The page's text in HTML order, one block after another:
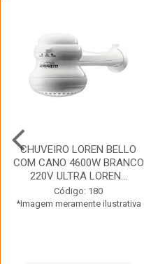
CHUVEIRO LOREN BELLO
COM CANO 4600W BRANCO
220V ULTRA LOREN...
Código: 180
*Imagem meramente ilustrativa